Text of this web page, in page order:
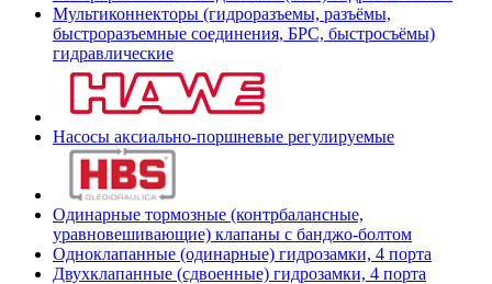
Мультиконнекторы (гидроразъемы, разъёмы,
быстроразъемные соединения, БРС, быстросъёмы)
гидравлические
Насосы аксиально-поршневые регулируемые
Одинарные тормозные (контрбалансные,
уравновешивающие) клапаны с банджо-болтом
Одноклапанные (одинарные) гидрозамки, 4 порта
Двухклапанные (сдвоенные) гидрозамки, 4 порта